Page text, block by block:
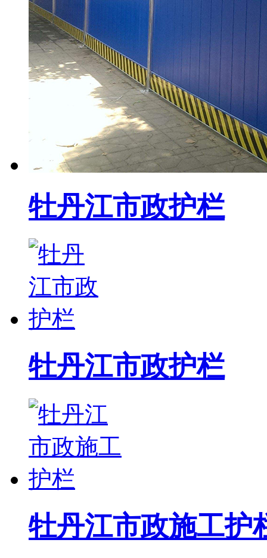
牡丹江市政护栏
牡丹江市政护栏
牡丹江市政施工护